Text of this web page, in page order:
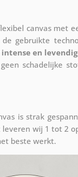
canvas met
gebruikte
intense en
schadelijke
is strak
wij 1 tot 2
beste werkt.